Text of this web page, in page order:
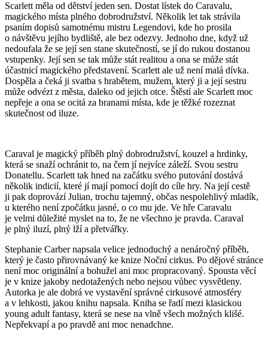
Scarlett měla od dětství jeden sen. Dostat lístek do Caravalu,
magického místa plného dobrodružství. Několik let tak strávila
psaním dopisů samotnému mistru Legendovi, kde ho prosila
o návštěvu jejího bydliště, ale bez odezvy. Jednoho dne, když už
nedoufala že se její sen stane skutečností, se jí do rukou dostanou
vstupenky. Její sen se tak může stát realitou a ona se může stát
účastnicí magického představení. Scarlett ale už není malá dívka.
Dospěla a čeká ji svatba s hrabětem, mužem, který ji a její sestru
může odvézt z města, daleko od jejich otce. Štěstí ale Scarlett moc
nepřeje a ona se ocitá za branami místa, kde je těžké rozeznat
skutečnost od iluze.
Caraval je magický příběh plný dobrodružství, kouzel a hrdinky,
která se snaží ochránit to, na čem jí nejvíce záleží. Svou sestru
Donatellu. Scarlett tak hned na začátku svého putování dostává
několik indicií, které jí mají pomocí dojít do cíle hry. Na její cestě
ji pak doprovází Julian, trochu tajemný, občas nespolehlivý mladík,
u kterého není zpočátku jasné, o co mu jde. Ve hře Caravalu
je velmi důležité myslet na to, že ne všechno je pravda. Caraval
je plný iluzí, plný lží a přetvářky.
Stephanie Carber napsala velice jednoduchý a nenáročný příběh,
který je často přirovnávaný ke knize Noční cirkus. Po dějové stránce
není moc originální a bohužel ani moc propracovaný. Spousta věcí
je v knize jakoby nedotažených nebo nejsou vůbec vysvětleny.
Autorka je ale dobrá ve vystavění správné cirkusové atmosféry
a v lehkosti, jakou knihu napsala. Kniha se řadí mezi klasickou
young adult fantasy, která se nese na vlně všech možných klišé.
Nepřekvapí a po pravdě ani moc nenadchne.